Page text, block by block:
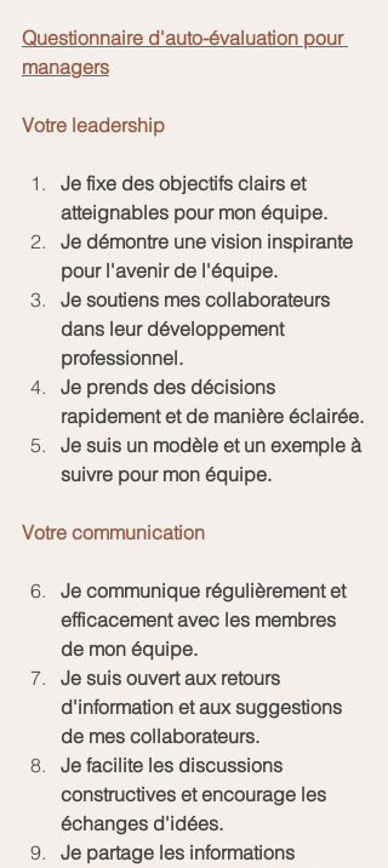
Questionnaire d'auto-évaluation pour
managers
Votre leadership
Je fixe des objectifs clairs et
atteignables pour mon équipe.
Je démontre une vision inspirante
pour l'avenir de l'équipe.
Je soutiens mes collaborateurs
dans leur développement
professionnel.
Je prends des décisions
rapidement et de manière éclairée.
Je suis un modèle et un exemple à
suivre pour mon équipe.
Votre communication
Je communique régulièrement et
efficacement avec les membres
de mon équipe.
Je suis ouvert aux retours
d'information et aux suggestions
de mes collaborateurs.
Je facilite les discussions
constructives et encourage les
échanges d'idées.
Je partage les informations